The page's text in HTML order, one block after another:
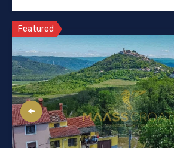
Featured